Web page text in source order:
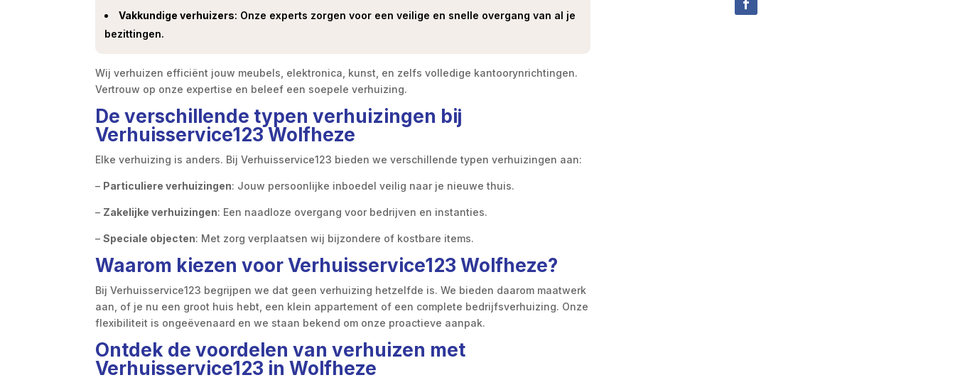
Vakkundige verhuizers: Onze experts zorgen voor een veilige en snelle overgang van al je
bezittingen.
Wij verhuizen efficiënt jouw meubels, elektronica, kunst, en zelfs volledige kantoorynrichtingen.
Vertrouw op onze expertise en beleef een soepele verhuizing.
De verschillende typen verhuizingen bij
Verhuisservice123 Wolfheze
Elke verhuizing is anders. Bij Verhuisservice123 bieden we verschillende typen verhuizingen aan:
– Particuliere verhuizingen: Jouw persoonlijke inboedel veilig naar je nieuwe thuis.
– Zakelijke verhuizingen: Een naadloze overgang voor bedrijven en instanties.
–Speciale objecten: Met zorg verplaatsen wij bijzondere of kostbare items.
Waarom kiezen voor Verhuisservice123 Wolfheze?
Bij Verhuisservice123 begrijpen we dat geen verhuizing hetzelfde is. We bieden daarom maatwerk
aan, of je nu een groot huis hebt, een klein appartement of een complete bedrijfsverhuizing. Onze
flexibiliteit is ongeëvenaard en we staan bekend om onze proactieve aanpak.
Ontdek de voordelen van verhuizen met
Verhuisservice123 in Wolfheze